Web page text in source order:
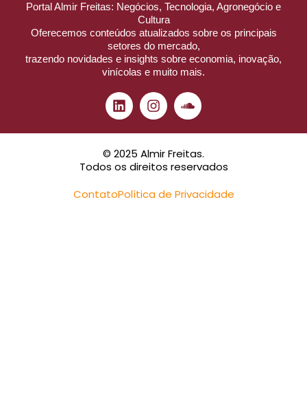
Portal Almir Freitas: Negócios, Tecnologia, Agronegócio e
Cultura
Oferecemos conteúdos atualizados sobre os principais
setores do mercado,
trazendo novidades e insights sobre economia, inovação,
vinícolas e muito mais.
© 2025 Almir Freitas.
Todos os direitos reservados
ContatoPolítica de Privacidade